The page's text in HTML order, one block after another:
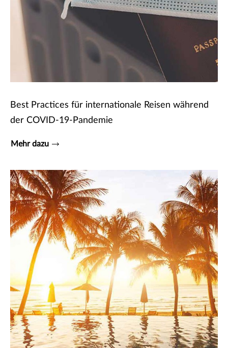
Best Practices für internationale Reisen während
der COVID-19-Pandemie
Mehr dazu